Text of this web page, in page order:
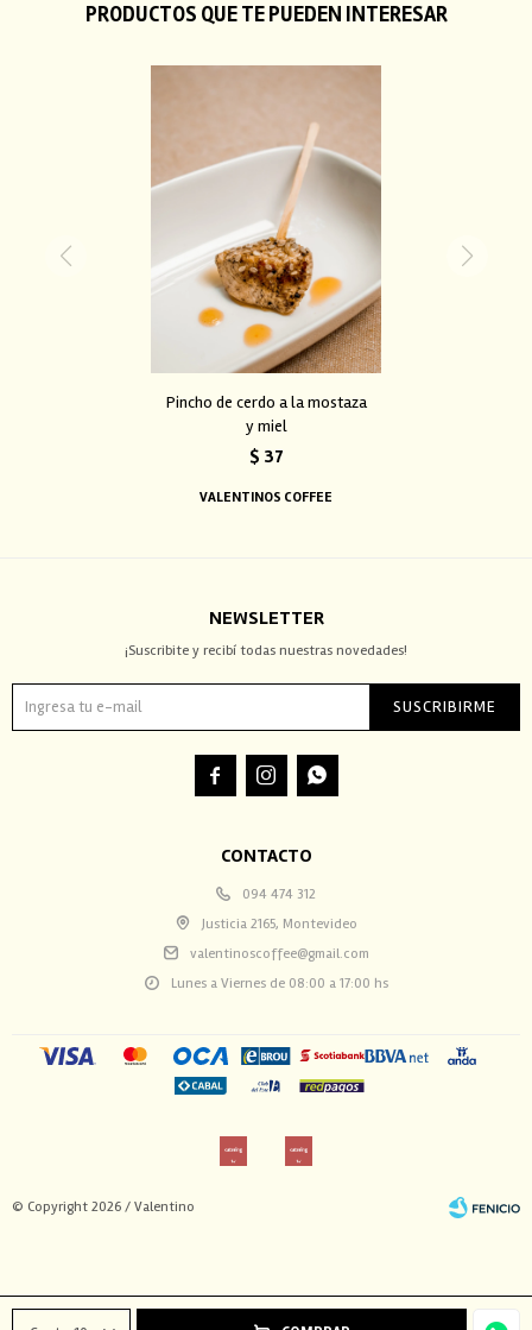
PRODUCTOS QUE TE PUEDEN INTERESAR
Pincho de cerdo a la mostaza
y miel
$ 37
VALENTINOS COFFEE
CONTACTO
094 474 312
Justicia 2165, Montevideo
valentinoscoffee@gmail.com
Lunes a Viernes de 08:00 a 17:00 hs
NEWSLETTER
¡Suscribite y recibí todas nuestras novedades!
SUSCRIBIRME
  
© Copyright 2026 / Valentino